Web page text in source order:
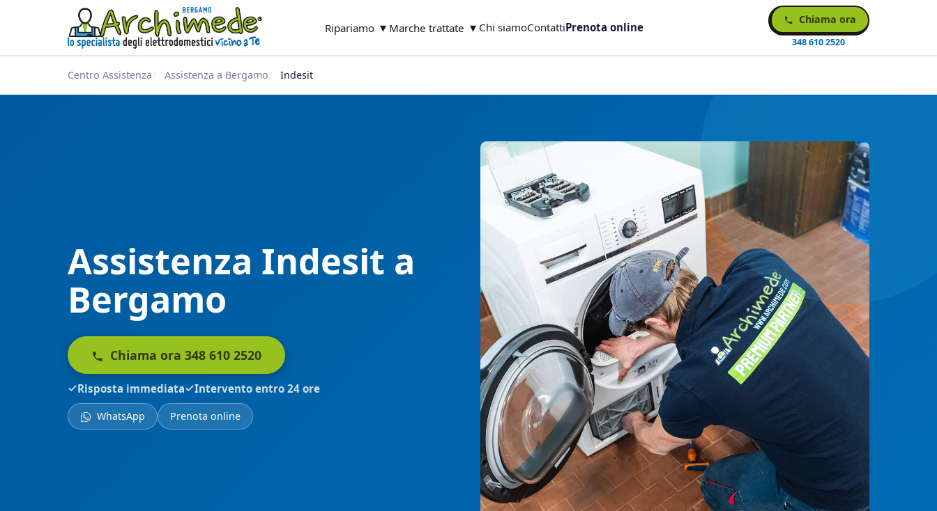
Ripariamo ▾ Marche trattate ▾ Chi siamoContattiPrenota online
Chiama ora
348 610 2520
Centro Assistenza Assistenza a Bergamo Indesit
Assistenza Indesit a
Bergamo
Chiama ora 348 610 2520
Risposta immediata Intervento entro 24 ore
WhatsApp Prenota online